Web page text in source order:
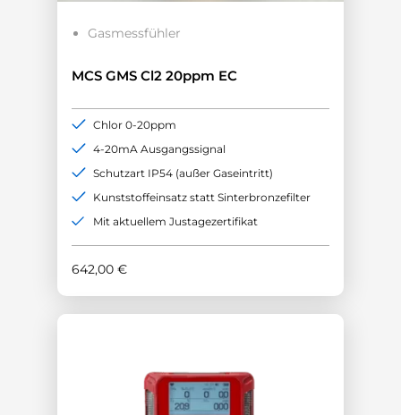
Gasmessfühler
MCS GMS Cl2 20ppm EC
642,00 €
Chlor 0-20ppm
4-20mA Ausgangssignal
Schutzart IP54 (außer Gaseintritt)
Kunststoffeinsatz statt Sinterbronzefilter
Mit aktuellem Justagezertifikat